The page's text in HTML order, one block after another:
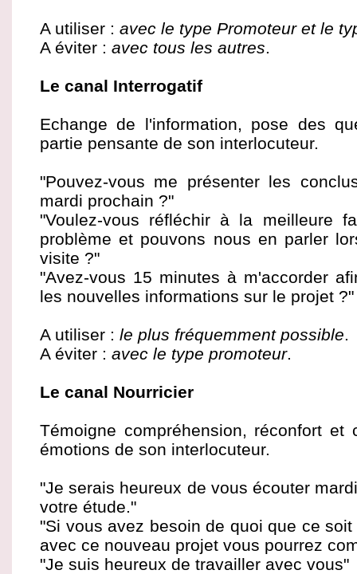
A utiliser : avec le type Promoteur et le
A éviter : avec tous les autres.
Le canal Interrogatif
Echange de l'information, pose des
partie pensante de son interlocuteur.
"Pouvez-vous me présenter les
mardi prochain ?"
"Voulez-vous réfléchir à la meilleure
problème et pouvons nous en parler
visite ?"
"Avez-vous 15 minutes à m'accorder
les nouvelles informations sur le projet ?"
A utiliser : le plus fréquemment possible.
A éviter : avec le type promoteur.
Le canal Nourricier
Témoigne compréhension, réconfort et
émotions de son interlocuteur.
"Je serais heureux de vous écouter
votre étude."
"Si vous avez besoin de quoi que ce
avec ce nouveau projet vous pourrez
"Je suis heureux de travailler avec vous"